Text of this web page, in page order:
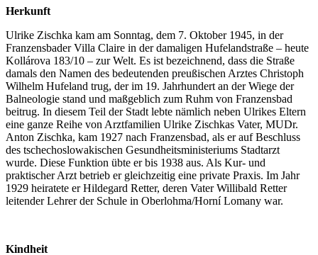
Herkunft
Ulrike Zischka kam am Sonntag, dem 7. Oktober 1945, in der
Franzensbader Villa Claire in der damaligen Hufelandstraße – heute
Kollárova 183/10 – zur Welt. Es ist bezeichnend, dass die Straße
damals den Namen des bedeutenden preußischen Arztes Christoph
Wilhelm Hufeland trug, der im 19. Jahrhundert an der Wiege der
Balneologie stand und maßgeblich zum Ruhm von Franzensbad
beitrug. In diesem Teil der Stadt lebte nämlich neben Ulrikes Eltern
eine ganze Reihe von Arztfamilien Ulrike Zischkas Vater, MUDr.
Anton Zischka, kam 1927 nach Franzensbad, als er auf Beschluss
des tschechoslowakischen Gesundheitsministeriums Stadtarzt
wurde. Diese Funktion übte er bis 1938 aus. Als Kur- und
praktischer Arzt betrieb er gleichzeitig eine private Praxis. Im Jahr
1929 heiratete er Hildegard Retter, deren Vater Willibald Retter
leitender Lehrer der Schule in Oberlohma/Horní Lomany war.
Kindheit